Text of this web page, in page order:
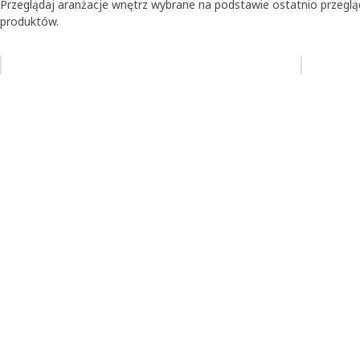
Przeglądaj aranżacje wnętrz wybrane na podstawie ostatnio
produktów.